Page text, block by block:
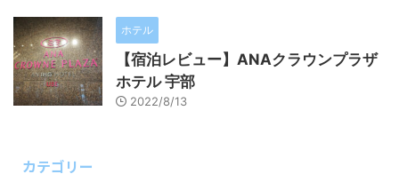
ホテル
【宿泊レビュー】ANAクラウンプラザ
ホテル 宇部
2022/8/13
カテゴリー